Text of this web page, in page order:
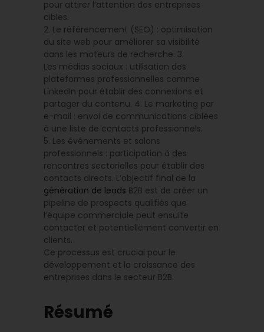
pour attirer l’attention des entreprises
cibles.
2. Le référencement (SEO) : optimisation
du site web pour améliorer sa visibilité
dans les moteurs de recherche. 3.
Les médias sociaux : utilisation des
plateformes professionnelles comme
LinkedIn pour établir des connexions et
partager du contenu. 4. Le marketing par
e-mail : envoi de communications ciblées
à une liste de contacts professionnels.
5. Les événements et salons
professionnels : participation à des
rencontres sectorielles pour établir des
contacts directs. L’objectif final de la
génération de leads B2B est de créer un
pipeline de prospects qualifiés que
l’équipe commerciale peut ensuite
contacter et potentiellement convertir en
clients.
Ce processus est crucial pour le
développement et la croissance des
entreprises dans le secteur B2B.
Résumé